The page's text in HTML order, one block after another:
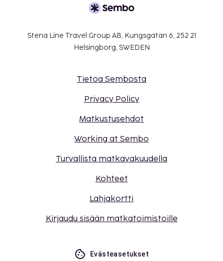
Stena Line Travel Group AB, Kungsgatan 6, 252 21
Helsingborg, SWEDEN
Tietoa Sembosta
Privacy Policy
Matkustusehdot
Working at Sembo
Turvallista matkavakuudella
Kohteet
Lahjakortti
Kirjaudu sisään matkatoimistoille
Evästeasetukset